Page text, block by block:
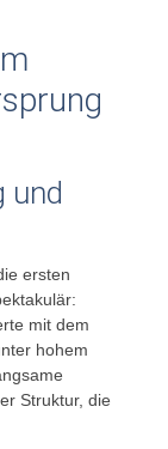
und
ersten
mit dem
hohem
Struktur, die